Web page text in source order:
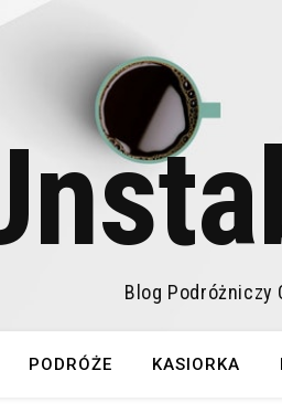
Blog Podróżniczy
PODRÓŻE KASIORKA